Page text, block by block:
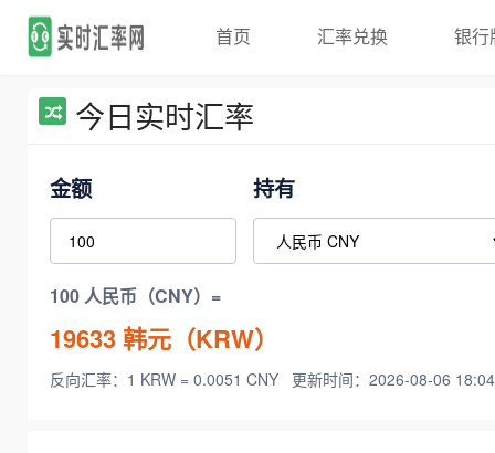
首页 汇率兑换 银行
今日实时汇率
金额 持有
100 人民币（CNY）=
19633韩元（KRW）
反向汇率：1 KRW = 0.0051 CNY 更新时间：2026-08-06